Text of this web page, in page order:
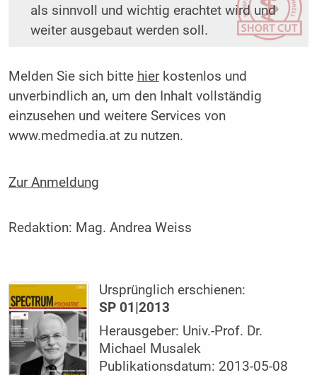
als sinnvoll und wichtig erachtet wird und
weiter ausgebaut werden soll.
Melden Sie sich bitte hierkostenlos und
unverbindlich an, um den Inhalt vollständig
einzusehen und weitere Services von
www.medmedia.at zu nutzen.
Zur Anmeldung
Redaktion: Mag. Andrea Weiss
Ursprünglich erschienen:
SP 01|2013
Herausgeber: Univ.-Prof. Dr.
Michael Musalek
Publikationsdatum: 2013-05-08